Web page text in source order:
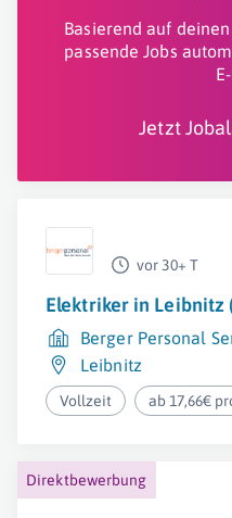
Basierend auf
passende Jobs
Jetzt
vor 30+ T
Elektriker in Leibnitz
Berger Personal
Leibnitz
Vollzeit ab 17,66€
Direktbewerbung